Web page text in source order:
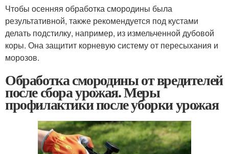
Чтобы осенняя обработка смородины была
результативной, также рекомендуется под кустами
делать подстилку, например, из измельченной дубовой
коры. Она защитит корневую систему от пересыхания и
морозов.
Обработка смородины от вредителей
после сбора урожая. Меры
профилактики после уборки урожая